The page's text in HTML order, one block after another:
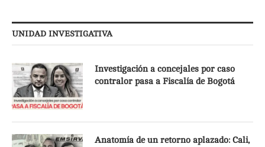
UNIDAD INVESTIGATIVA
Investigación a concejales por caso
contralor pasa a Fiscalía de Bogotá
Anatomía de un retorno aplazado: Cali,